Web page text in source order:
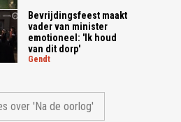
Bevrijdingsfeest maakt
vader van minister
emotioneel: 'Ik houd
van dit dorp'
gendt
over 'Na de oorlog'